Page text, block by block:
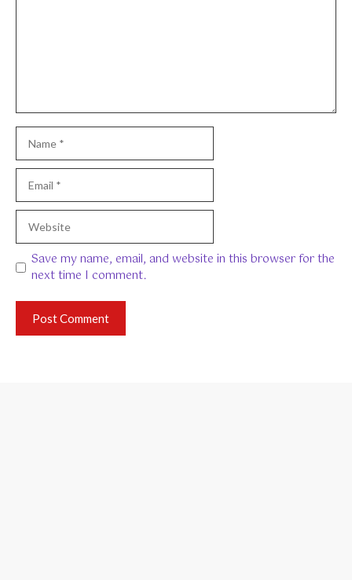
Name
Email
Website
Save my name, email, and website in this browser for the
next time I comment.